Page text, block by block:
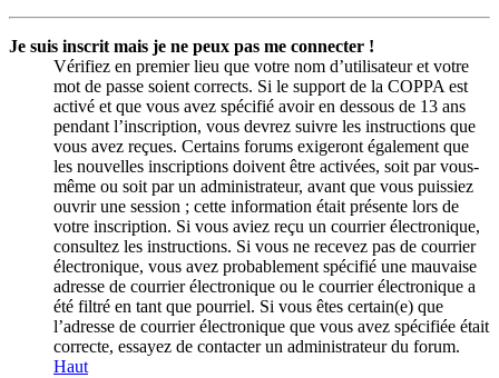
Je suis inscrit mais je ne peux pas me connecter !
Vérifiez en premier lieu que votre nom d’utilisateur et votre
mot de passe soient corrects. Si le support de la COPPA est
activé et que vous avez spécifié avoir en dessous de 13 ans
pendant l’inscription, vous devrez suivre les instructions que
vous avez reçues. Certains forums exigeront également que
les nouvelles inscriptions doivent être activées, soit par vous-
même ou soit par un administrateur, avant que vous puissiez
ouvrir une session ; cette information était présente lors de
votre inscription. Si vous aviez reçu un courrier électronique,
consultez les instructions. Si vous ne recevez pas de courrier
électronique, vous avez probablement spécifié une mauvaise
adresse de courrier électronique ou le courrier électronique a
été filtré en tant que pourriel. Si vous êtes certain(e) que
l’adresse de courrier électronique que vous avez spécifiée était
correcte, essayez de contacter un administrateur du forum.
Haut